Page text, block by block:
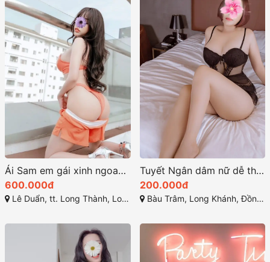
Ái Sam em gái xinh ngoan thân hình nóng bỏng
600.000đ
Lê Duẩn, tt. Long Thành, Long Thành, Đồng Nai
Tuyết Ngân dâm nữ dễ thương với vẻ ngoài ngọt ngào
200.000đ
Bàu Trâm, Long Khánh, Đồng Nai